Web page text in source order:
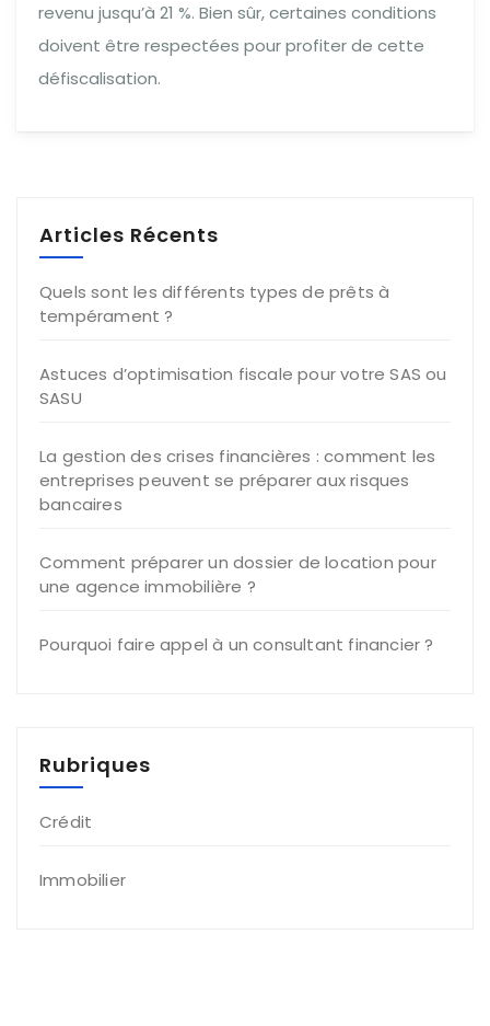
revenu jusqu’à 21 %. Bien sûr, certaines conditions
doivent être respectées pour profiter de cette
défiscalisation.
Articles Récents
Quels sont les différents types de prêts à
tempérament ?
Astuces d’optimisation fiscale pour votre SAS ou
SASU
La gestion des crises financières : comment les
entreprises peuvent se préparer aux risques
bancaires
Comment préparer un dossier de location pour
une agence immobilière ?
Pourquoi faire appel à un consultant financier ?
Rubriques
Crédit
Immobilier